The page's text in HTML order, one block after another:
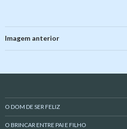
Imagem anterior
O DOM DE SER FELIZ
O BRINCAR ENTRE PAI E FILHO